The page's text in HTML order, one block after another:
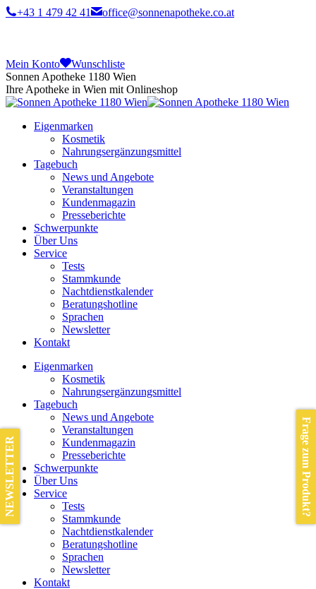
+43 1 479 42 41 office@sonnenapotheke.co.at
Mein Konto
Wunschliste
Sonnen Apotheke 1180 Wien
Ihre Apotheke in Wien mit Onlineshop
Eigenmarken
Kosmetik
Nahrungsergänzungsmittel
Tagebuch
News und Angebote
Veranstaltungen
Kundenmagazin
Presseberichte
Schwerpunkte
Über Uns
Service
Tests
Stammkunde
Nachtdienstkalender
Beratungshotline
Sprachen
Newsletter
Kontakt
Eigenmarken
Kosmetik
Nahrungsergänzungsmittel
Tagebuch
News und Angebote
Veranstaltungen
Kundenmagazin
Presseberichte
Schwerpunkte
Über Uns
Service
Tests
Stammkunde
Nachtdienstkalender
Beratungshotline
Sprachen
Newsletter
Kontakt
Frage zum Produkt?
NEWSLETTER